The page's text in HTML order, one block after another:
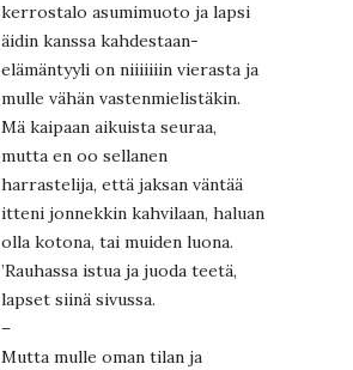
kerrostalo asumimuoto ja lapsi
äidin kanssa kahdestaan-
elämäntyyli on niiiiiiin vierasta ja
mulle vähän vastenmielistäkin.
Mä kaipaan aikuista seuraa,
mutta en oo sellanen
harrastelija, että jaksan väntää
itteni jonnekkin kahvilaan, haluan
olla kotona, tai muiden luona.
’Rauhassa istua ja juoda teetä,
lapset siinä sivussa.
–
Mutta mulle oman tilan ja